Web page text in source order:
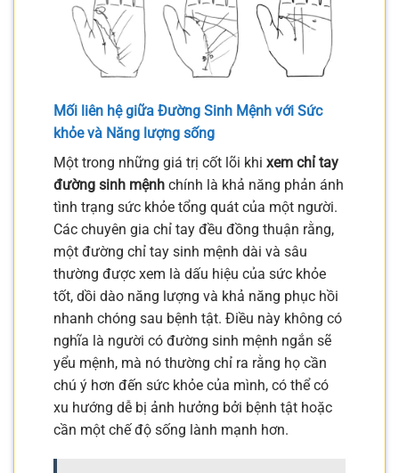
Mối liên hệ giữa Đường Sinh Mệnh với Sức
khỏe và Năng lượng sống
Một trong những giá trị cốt lõi khi xem chỉ tay
đường sinh mệnh chính là khả năng phản ánh
tình trạng sức khỏe tổng quát của một người.
Các chuyên gia chỉ tay đều đồng thuận rằng,
một đường chỉ tay sinh mệnh dài và sâu
thường được xem là dấu hiệu của sức khỏe
tốt, dồi dào năng lượng và khả năng phục hồi
nhanh chóng sau bệnh tật. Điều này không có
nghĩa là người có đường sinh mệnh ngắn sẽ
yểu mệnh, mà nó thường chỉ ra rằng họ cần
chú ý hơn đến sức khỏe của mình, có thể có
xu hướng dễ bị ảnh hưởng bởi bệnh tật hoặc
cần một chế độ sống lành mạnh hơn.